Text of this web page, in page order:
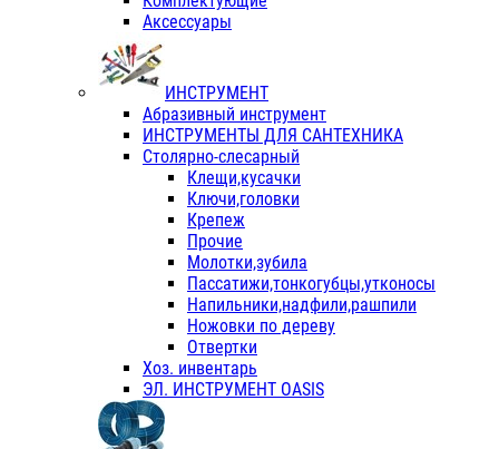
Аксессуары
ИНСТРУМЕНТ
Абразивный инструмент
ИНСТРУМЕНТЫ ДЛЯ САНТЕХНИКА
Столярно-слесарный
Клещи,кусачки
Ключи,головки
Крепеж
Прочие
Молотки,зубила
Пассатижи,тонкогубцы,утконосы
Напильники,надфили,рашпили
Ножовки по дереву
Отвертки
Хоз. инвентарь
ЭЛ. ИНСТРУМЕНТ OASIS